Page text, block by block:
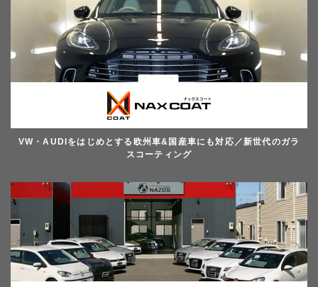
VW・AUDIをはじめとする欧州車&国産車にも対応／新世代のガラ
スコーティング